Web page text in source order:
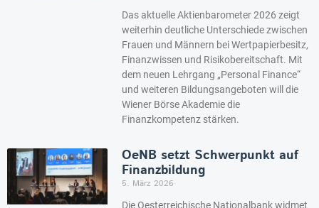
Das aktuelle Aktienbarometer 2026 zeigt
weiterhin deutliche Unterschiede zwischen
Frauen und Männern bei Wertpapierbesitz,
Finanzwissen und Risikobereitschaft. Mit
dem neuen Lehrgang „Personal Finance“
und weiteren Bildungsangeboten will die
Wiener Börse Akademie die
Finanzkompetenz stärken.
OeNB setzt Schwerpunkt auf
Finanzbildung
5. März 2026
Die Oesterreichische Nationalbank widmet